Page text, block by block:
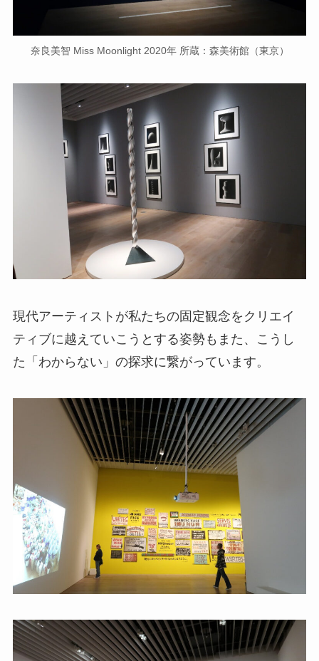
奈良美智 Miss Moonlight 2020年 所蔵：森美術館（東京）
現代アーティストが私たちの固定観念をクリエイ
ティブに越えていこうとする姿勢もまた、こうし
た「わからない」の探求に繋がっています。